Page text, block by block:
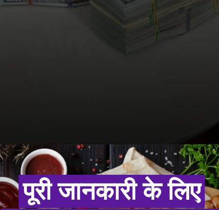
पूरी जानकारी के लिए
पूरी जानकारी के लिए